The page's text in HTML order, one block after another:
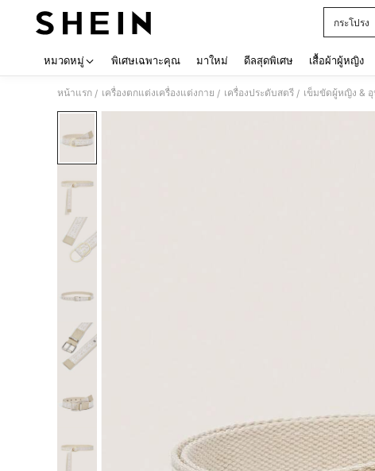
กระโปรง
หมวดหมู่ พิเศษเฉพาะคุณ มาใหม่ ดีลสุดพิเศษ เสื้อผ้าผู้หญิง
หน้าแรก / เครื่องตกแต่งเครื่องแต่งกาย / เครื่องประดับสตรี / เข็มขัดผู้หญิง &